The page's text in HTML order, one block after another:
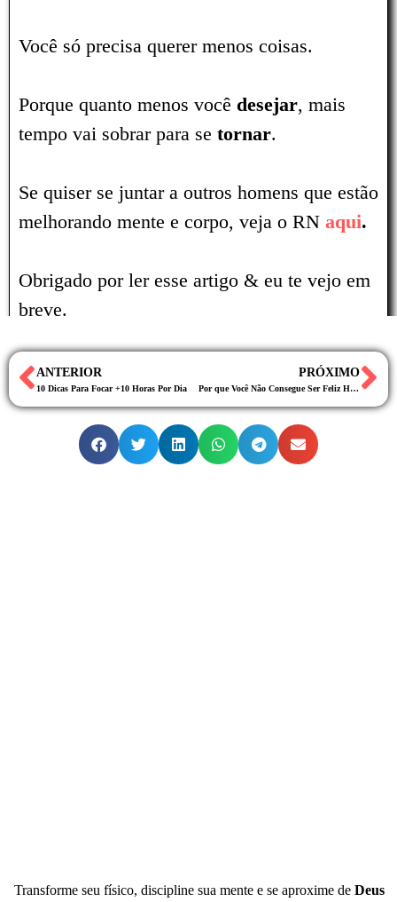
Você só precisa querer menos coisas.
Porque quanto menos você desejar, mais
tempo vai sobrar para se tornar.
Se quiser se juntar a outros homens que estão
melhorando mente e corpo, veja o RN aqui.
Obrigado por ler esse artigo & eu te vejo em
breve.
ANTERIOR
10 Dicas Para Focar +10 Horas Por Dia
PRÓXIMO
Por que Você Não Consegue Ser Feliz Hoje?
Transforme seu físico, discipline sua mente e se aproxime de Deus